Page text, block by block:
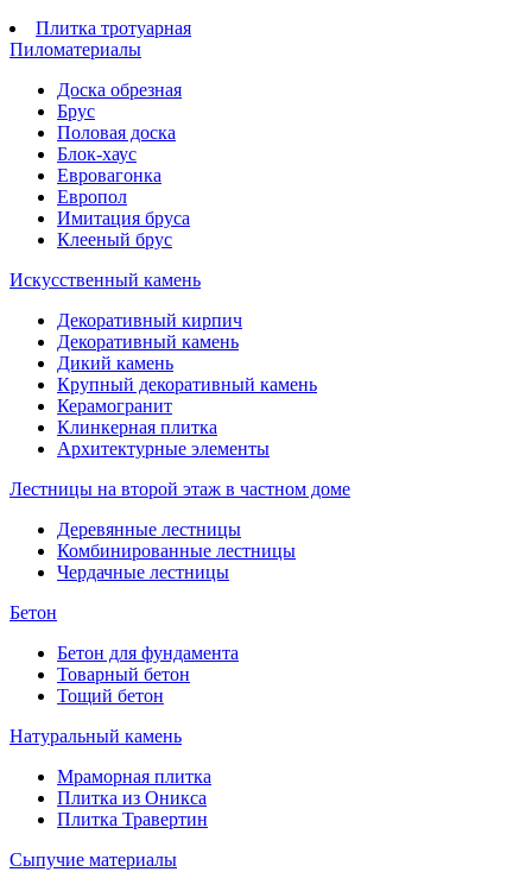
Плитка тротуарная
Пиломатериалы
Доска обрезная
Брус
Половая доска
Блок-хаус
Евровагонка
Европол
Имитация бруса
Клееный брус
Искусственный камень
Декоративный кирпич
Декоративный камень
Дикий камень
Крупный декоративный камень
Керамогранит
Клинкерная плитка
Архитектурные элементы
Лестницы на второй этаж в частном доме
Деревянные лестницы
Комбинированные лестницы
Чердачные лестницы
Бетон
Бетон для фундамента
Товарный бетон
Тощий бетон
Натуральный камень
Мраморная плитка
Плитка из Оникса
Плитка Травертин
Сыпучие материалы